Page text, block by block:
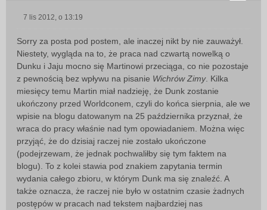
s
t
7 lis 2012, o 13:19
Sorry za posta pod postem, ale inaczej nikt by nie zauważył.
Niestety, wygląda na to, że praca nad czwartą nowelką o
Dunku i Jaju mocno się Martinowi przeciąga, co nie pozostaje
z pewnością bez wpływu na pisanie Wichrów Zimy. Kilka
miesięcy temu Martin miał nadzieję, że Dunk zostanie
ukończony przed Worldconem, czyli do końca sierpnia, ale we
wpisie na blogu datowanym na 25 października przyznał, że
wraca do pracy właśnie nad tym opowiadaniem. Można więc
przyjąć, że do dzisiaj raczej nie zostało ukończone
(podejrzewam, że jednak pochwaliłby się tym faktem na
blogu). To z kolei stawia pod znakiem zapytania termin
wydania całego zbioru, w którym Dunk ma się znaleźć. A
także oznacza, że raczej nie było w ostatnim czasie żadnych
postępów w pracach nad tekstem najbardziej nas